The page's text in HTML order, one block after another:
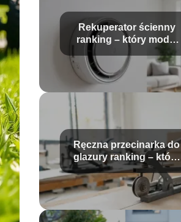
Rekuperator ścienny
ranking – który model
Ręczna przecinarka do
glazury ranking – które
modele wybrać?